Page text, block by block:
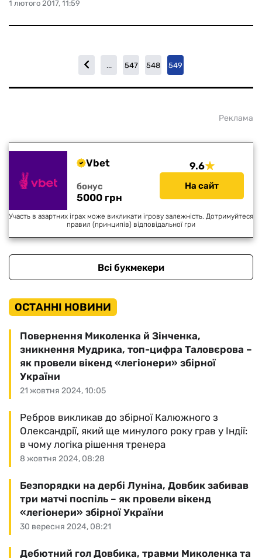
1 лютого 2017, 11:59
... 547 548 549
Реклама
Vbet
бонус
5000 грн
9.6
На сайт
Участь в азартних іграх може викликати ігрову залежність. Дотримуйтеся
правил (принципів) відповідальної гри
Всі букмекери
ОСТАННІ НОВИНИ
21 жовтня 2024, 10:05
Повернення Миколенка й Зінченка,
зникнення Мудрика, топ-цифра Таловєрова –
як провели вікенд «легіонери» збірної
України
8 жовтня 2024, 08:28
Ребров викликав до збірної Калюжного з
Олександрії, який ще минулого року грав у Індії:
в чому логіка рішення тренера
30 вересня 2024, 08:21
Безпорядки на дербі Луніна, Довбик забивав
три матчі поспіль – як провели вікенд
«легіонери» збірної України
Дебютний гол Довбика, травми Миколенка та